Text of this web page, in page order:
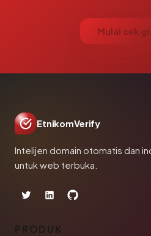
Mulai cek
EtnikomVerify
Intelijen domain otomatis dan
untuk web terbuka.
PRODUK